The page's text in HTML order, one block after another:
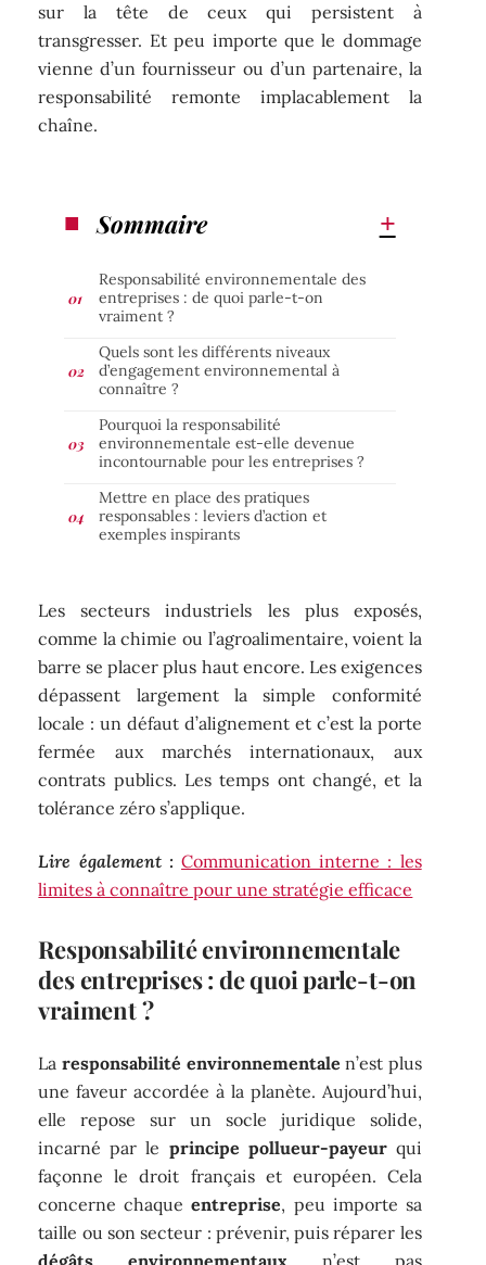
sur la tête de ceux qui persistent à
transgresser. Et peu importe que le dommage
vienne d’un fournisseur ou d’un partenaire, la
responsabilité remonte implacablement la
chaîne.
Sommaire
Responsabilité environnementale des
entreprises : de quoi parle-t-on
vraiment ?
Quels sont les différents niveaux
d’engagement environnemental à
connaître ?
Pourquoi la responsabilité
environnementale est-elle devenue
incontournable pour les entreprises ?
Mettre en place des pratiques
responsables : leviers d’action et
exemples inspirants
Les secteurs industriels les plus exposés,
comme la chimie ou l’agroalimentaire, voient la
barre se placer plus haut encore. Les exigences
dépassent largement la simple conformité
locale : un défaut d’alignement et c’est la porte
fermée aux marchés internationaux, aux
contrats publics. Les temps ont changé, et la
tolérance zéro s’applique.
Lire également : Communication interne : les
limites à connaître pour une stratégie efficace
Responsabilité environnementale
des entreprises : de quoi parle-t-on
vraiment ?
La responsabilité environnementale n’est plus
une faveur accordée à la planète. Aujourd’hui,
elle repose sur un socle juridique solide,
incarné par le principe pollueur-payeurqui
façonne le droit français et européen. Cela
concerne chaqueentreprise, peu importe sa
taille ou son secteur : prévenir, puis réparer les